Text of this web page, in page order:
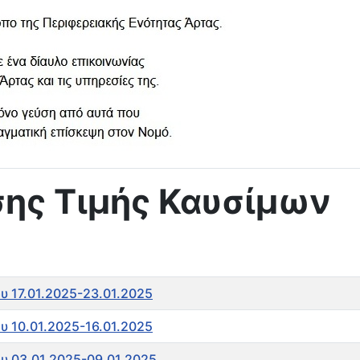
Τιμής Καυσίμων
17.01.2025-23.01.2025
10.01.2025-16.01.2025